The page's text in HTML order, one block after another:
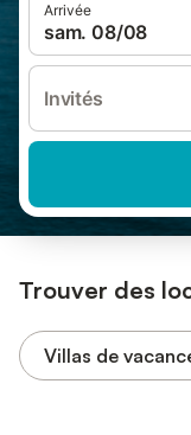
Arrivée
sam. 08/08
Invités
Trouver des
Villas de